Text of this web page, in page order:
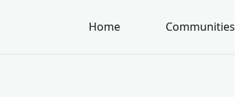
Home Communities